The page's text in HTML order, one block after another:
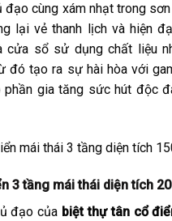
đạo cùng xám nhạt trong
lại vẻ thanh lịch và hiện
cửa sổ sử dụng chất liệu
đó tạo ra sự hài hòa với
gia tăng sức hút độc
3 tầng mái thái diện tích
đạo của biệt thự tân cổ